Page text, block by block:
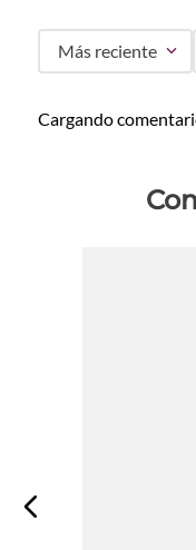
Más reciente
Cargando